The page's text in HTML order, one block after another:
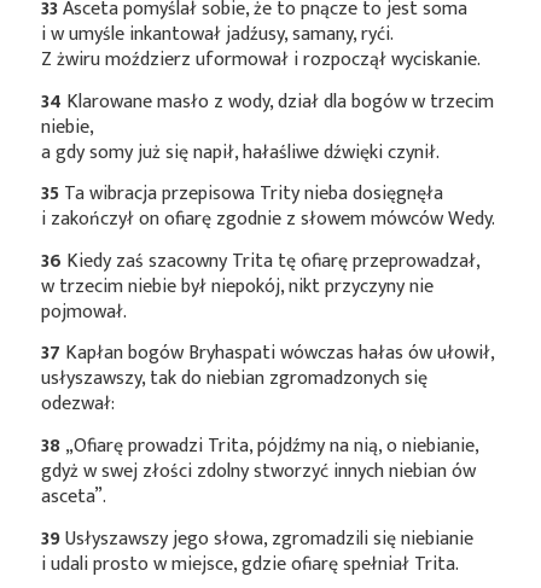
33Asceta pomyślał sobie, że to pnącze to jest soma
i w umyśle inkantował jadźusy, samany, ryći.
Z żwiru moździerz uformował i rozpoczął wyciskanie.
34 Klarowane masło z wody, dział dla bogów w trzecim
niebie,
a gdy somy już się napił, hałaśliwe dźwięki czynił.
35Ta wibracja przepisowa Trity nieba dosięgnęła
i zakończył on ofiarę zgodnie z słowem mówców Wedy.
36 Kiedy zaś szacowny Trita tę ofiarę przeprowadzał,
w trzecim niebie był niepokój, nikt przyczyny nie
pojmował.
37 Kapłan bogów Bryhaspati wówczas hałas ów ułowił,
usłyszawszy, tak do niebian zgromadzonych się
odezwał:
38„Ofiarę prowadzi Trita, pójdźmy na nią, o niebianie,
gdyż w swej złości zdolny stworzyć innych niebian ów
asceta”.
39Usłyszawszy jego słowa, zgromadzili się niebianie
i udali prosto w miejsce, gdzie ofiarę spełniał Trita.